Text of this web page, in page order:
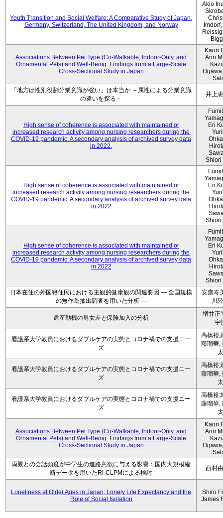
Youth Transition and Social Welfare: A Comparative Study of Japan,
Germany, Switzerland, The United Kingdom, and Norway
Akio
Associations Between Pet Type (Co-Walkable, Indoor-Only, and
Ornamental Pets) and Well-Being: Findings from a Large-Scale
Cross-Sectional Study in Japan
Kaori
Anri
「地方は性別役割分業意識が強い」は本当か －属性による分業意識
の違いを探る－
井上
High sense of coherence is associated with maintained or
increased research activity among nursing researchers during the
COVID-19 pandemic: A secondary analysis of archived survey data
in 2022.
Eri
Shiori
High sense of coherence is associated with maintained or
increased research activity among nursing researchers during the
COVID-19 pandemic: A secondary analysis of archived survey data
in 2022
Eri
Shiori
High sense of coherence is associated with maintained or
increased research activity among nursing researchers during the
COVID-19 pandemic: A secondary analysis of archived survey data
in 2022
Eri
Shiori
日本在住の外国籍住民における主観的健康観の関連要因 ― 全国規模
の無作為抽出調査を用いた分析 ―
安齋寿
川
遺産動機の男女差と保険加入の分析
増井正
宇
看護系大学教員におけるダブルケアの実態とコロナ禍での支援ニー
ズ
高橋裕
藤瑠華,
太
看護系大学教員におけるダブルケアの実態とコロナ禍での支援ニー
ズ
高橋裕
藤瑠華,
太
看護系大学教員におけるダブルケアの実態とコロナ禍での支援ニー
ズ
高橋裕
藤瑠華,
太
Associations Between Pet Type (Co-Walkable, Indoor-Only, and
Ornamental Pets) and Well-Being: Findings from a Large-Scale
Cross-Sectional Study in Japan
Kaori
Anri
両親との会話頻度が中学生の進路意欲に与える影響：国内大規模縦
断データを用いたRI-CLPMによる検討
西村
Loneliness at Older Ages in Japan: Lonely Life Expectancy and the
Role of Social Isolation
Shiro
James